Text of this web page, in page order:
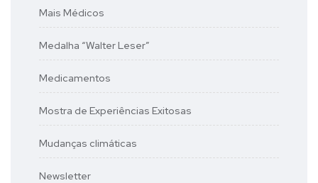
Mais Médicos
Medalha “Walter Leser”
Medicamentos
Mostra de Experiências Exitosas
Mudanças climáticas
Newsletter